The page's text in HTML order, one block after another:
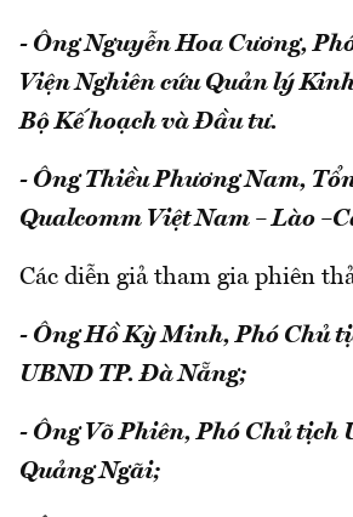
- Ông Nguyễn Hoa Cương,
Viện Nghiên cứu Quản lý
Bộ Kế hoạch và Đầu tư.
- Ông Thiều Phương Nam,
Qualcomm Việt Nam – Lào –
Các diễn giả tham gia phiên
- Ông Hồ Kỳ Minh, Phó Chủ
UBND TP. Đà Nẵng;
- Ông Võ Phiên, Phó Chủ tịch
Quảng Ngãi;